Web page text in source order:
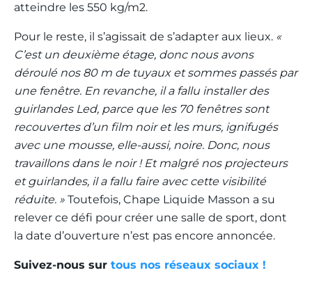
atteindre les 550 kg/m2.
Pour le reste, il s’agissait de s’adapter aux lieux. «
C’est un deuxième étage, donc nous avons
déroulé nos 80 m de tuyaux et sommes passés par
une fenêtre. En revanche, il a fallu installer des
guirlandes Led, parce que les 70 fenêtres sont
recouvertes d’un film noir et les murs, ignifugés
avec une mousse, elle-aussi, noire. Donc, nous
travaillons dans le noir ! Et malgré nos projecteurs
et guirlandes, il a fallu faire avec cette visibilité
réduite. » Toutefois, Chape Liquide Masson a su
relever ce défi pour créer une salle de sport, dont
la date d’ouverture n’est pas encore annoncée.
Suivez-nous sur tous nos réseaux sociaux !